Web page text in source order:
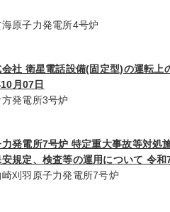
原子力発電所4号炉
会社 衛星電話設備(固定型)の運転上
月07日
発電所3号炉
発電所7号炉 特定重大事故等対処
規定、検査等の運用について 令和
刈羽原子力発電所7号炉